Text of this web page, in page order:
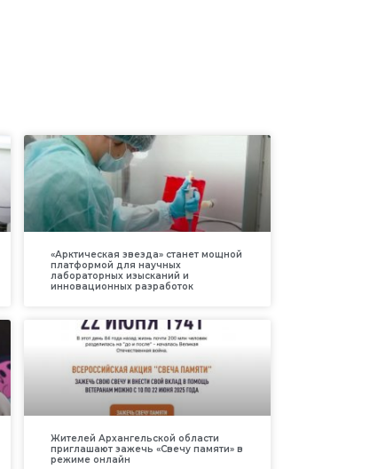
«Арктическая звезда» станет мощной
платформой для научных
лабораторных изысканий и
инновационных разработок
Жителей Архангельской области
приглашают зажечь «Свечу памяти» в
режиме онлайн